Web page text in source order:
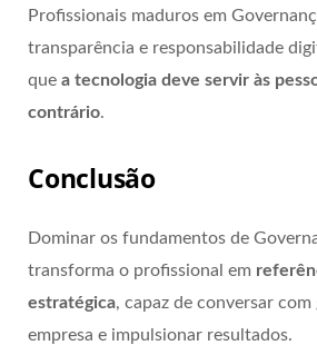
Profissionais maduros em
transparência e responsabilidade
que a tecnologia deve servir às
contrário.
Conclusão
Dominar os fundamentos de
transforma o profissional em
estratégica, capaz de conversar
empresa e impulsionar resultados.